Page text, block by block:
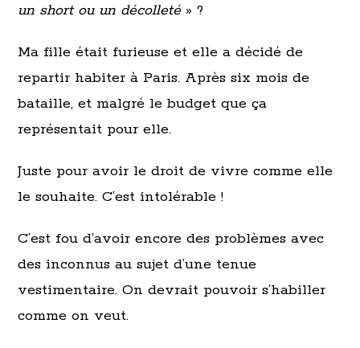
un short ou un décolleté» ?
Ma fille était furieuse et elle a décidé de
repartir habiter à Paris. Après six mois de
bataille, et malgré le budget que ça
représentait pour elle.
Juste pour avoir le droit de vivre comme elle
le souhaite. C’est intolérable !
C’est fou d’avoir encore des problèmes avec
des inconnus au sujet d’une tenue
vestimentaire. On devrait pouvoir s’habiller
comme on veut.